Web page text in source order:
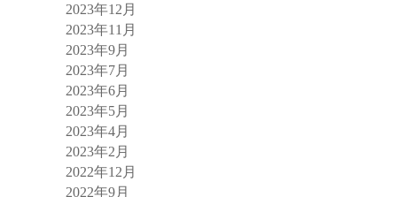
2023年12月
2023年11月
2023年9月
2023年7月
2023年6月
2023年5月
2023年4月
2023年2月
2022年12月
2022年9月